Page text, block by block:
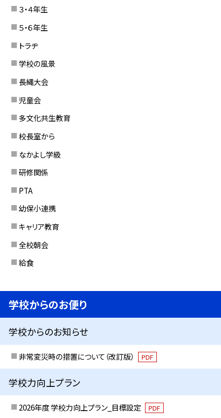
３・４年生
５・６年生
トラヂ
学校の風景
長縄大会
児童会
多文化共生教育
校長室から
なかよし学級
研修関係
PTA
幼保小連携
キャリア教育
全校朝会
給食
学校からのお便り
学校からのお知らせ
非常変災時の措置について（改訂版） PDF
学校力向上プラン
2026年度 学校力向上プラン_目標設定 PDF